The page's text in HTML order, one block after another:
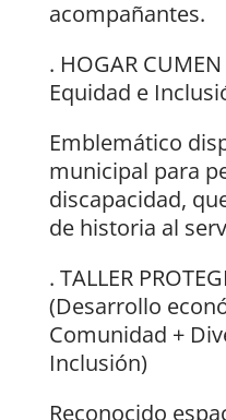
acompañantes.
. HOGAR
Equidad e
Emblemático
municipal para
discapacidad,
de historia al
. TALLER
(Desarrollo
Comunidad +
Inclusión)
Reconocido